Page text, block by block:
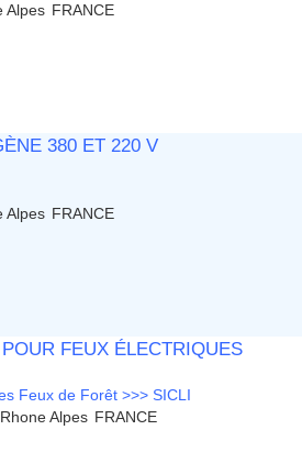
Alpes FRANCE
380 ET 220 V
Alpes FRANCE
FEUX ÉLECTRIQUES
Feux de Forêt >>> SICLI
Rhone Alpes FRANCE